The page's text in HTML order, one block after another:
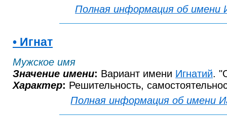
Полная информация об имени
• Игнат
Мужское имя
Значение имени: Вариант имени Игнатий.
Характер: Решительность,
Полная информация об имени